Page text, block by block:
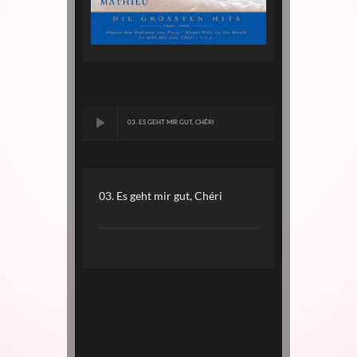
03. ES GEHT MIR GUT, CHÉRI
03. Es geht mir gut, Chéri